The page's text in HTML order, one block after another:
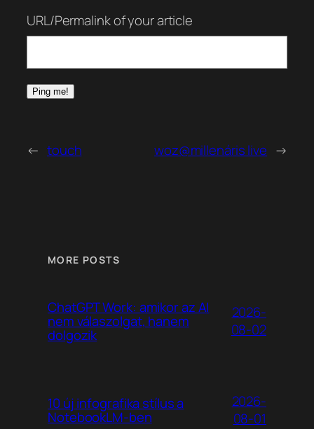
URL/Permalink of your article
← touch woz@millenáris live →
MORE POSTS
ChatGPT Work: amikor az AI
nem válaszolgat, hanem
dolgozik
2026-
08-02
10 új infografika stílus a
NotebookLM-ben
2026-
08-01